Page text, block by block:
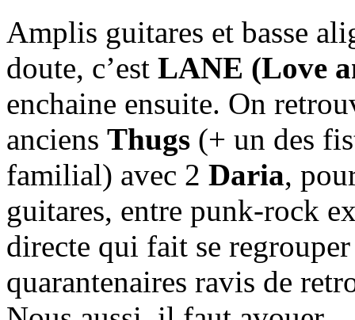
Amplis guitares et basse
doute, c’est LANE (Love
enchaine ensuite. On
anciens Thugs (+ un des
familial) avec 2 Daria,
guitares, entre punk-rock
directe qui fait se
quarantenaires ravis de